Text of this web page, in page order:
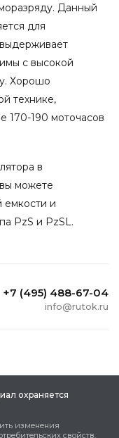
Данный
для
с высокой
Хорошо
технике,
170-190 моточасов
в
можете
емкости и
PzS и PzSL.
+7 (495) 488-67-04
info@rutok.ru
oxpaняeтcя
измeнeния
cвoйcтв.